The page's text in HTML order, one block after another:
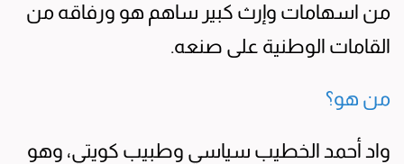
من اسهامات وإرث كبير ساهم هو ورفاقه من
القامات الوطنية على صنعه.
من هو؟
واد أحمد الخطيب سياسي وطبيب كويتي، وهو